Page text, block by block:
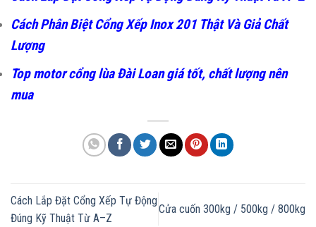
motor và phương án lắp đặt nhằm đảm bảo hệ thống
vận hành ổn định lâu dài.
sẵn sàng hỗ trợ báo giá và tư vấn chi tiết cho từng công
trình.
Có thể bạn quan tâm:
Cách Phân Biệt Cổng Xếp Inox 201 Thật Và Giả Chất
Lượng